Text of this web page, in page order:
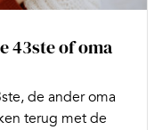
43ste of oma
de ander oma
terug met de